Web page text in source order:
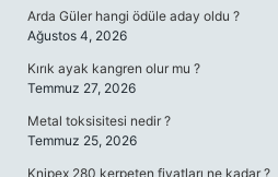
Arda Güler hangi ödüle aday oldu ?
Ağustos 4, 2026
Kırık ayak kangren olur mu ?
Temmuz 27, 2026
Metal toksisitesi nedir ?
Temmuz 25, 2026
Knipex 280 kerpeten fiyatları ne kadar ?